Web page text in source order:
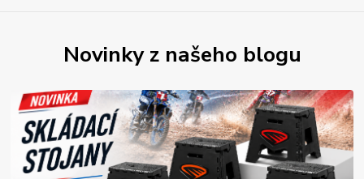
Novinky z našeho blogu